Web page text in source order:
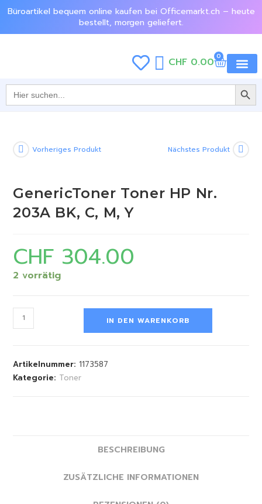
Büroartikel bequem online kaufen bei Officemarkt.ch – heute
bestellt, morgen geliefert.
CHF 0.00 0
Search
for:
SEARCH
Vorheriges Produkt Nächstes Produkt
GenericToner Toner HP Nr.
203A BK, C, M, Y
CHF 304.00
2 vorrätig
IN DEN WARENKORB
Artikelnummer:1173587
Kategorie: Toner
BESCHREIBUNG
ZUSÄTZLICHE INFORMATIONEN